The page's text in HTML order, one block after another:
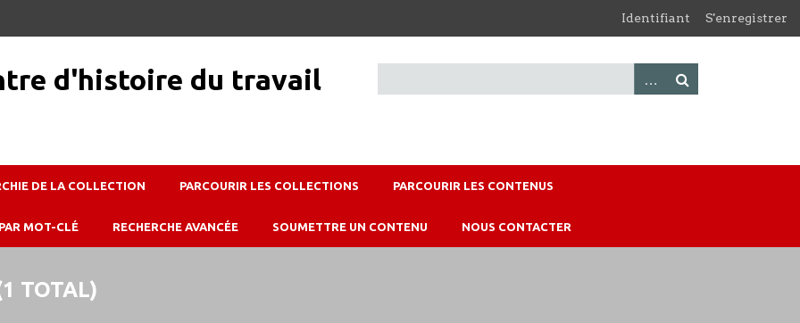
Identifiant S'enregistrer
DE LA COLLECTION PARCOURIR LES COLLECTIONS PARCOURIR LES CONTENUS
MOT-CLÉ RECHERCHE AVANCÉE SOUMETTRE UN CONTENU NOUS CONTACTER
TOTAL)